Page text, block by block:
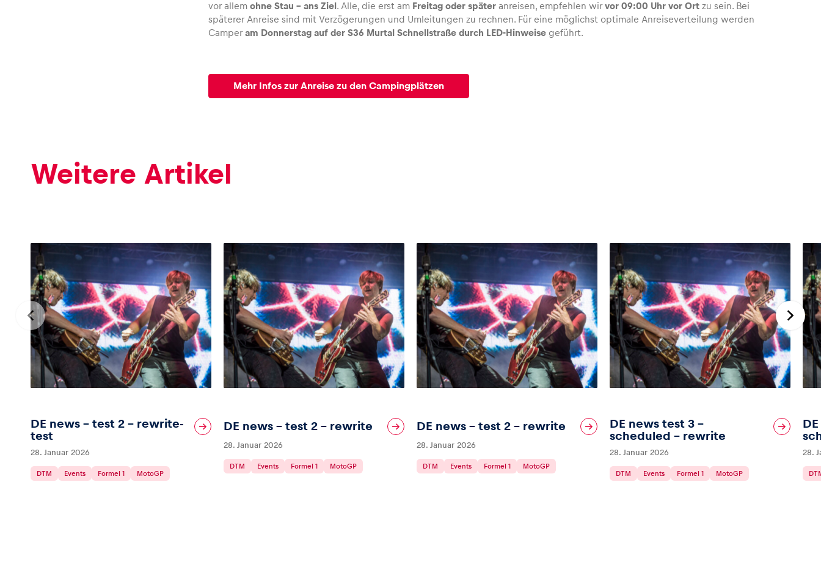
vor allemohne Stau – ans Ziel. Alle, die erst am Freitag oder später anreisen, empfehlen wirvor 09:00 Uhr vor Ort zu sein. Bei
späterer Anreise sind mit Verzögerungen und Umleitungen zu rechnen. Für eine möglichst optimale Anreiseverteilung werden
Camperam Donnerstag auf der S36 Murtal Schnellstraße durch LED-Hinweise geführt.
Mehr Infos zur Anreise zu den Campingplätzen
Weitere Artikel
DE news – test 2 – rewrite-
test
28. Januar 2026
DTM Events Formel 1 MotoGP
DE news – test 2 – rewrite
28. Januar 2026
DTM Events Formel 1 MotoGP
DE news – test 2 – rewrite
28. Januar 2026
DTM Events Formel 1 MotoGP
DE news test 3 –
scheduled – rewrite
28. Januar 2026
DTM Events Formel 1 MotoGP
28.